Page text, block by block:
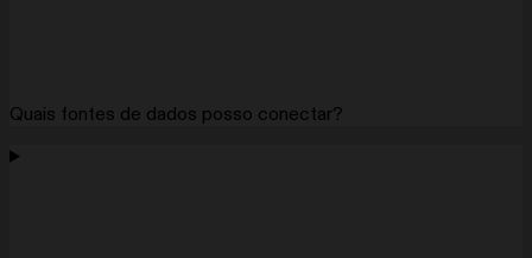
Quais fontes de dados posso conectar?